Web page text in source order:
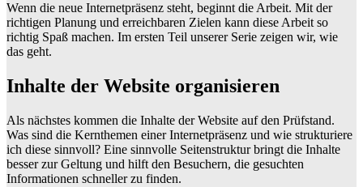
Wenn die neue Internetpräsenz steht, beginnt die Arbeit. Mit der
richtigen Planung und erreichbaren Zielen kann diese Arbeit so
richtig Spaß machen. Im ersten Teil unserer Serie zeigen wir, wie
das geht.
Inhalte der Website organisieren
Als nächstes kommen die Inhalte der Website auf den Prüfstand.
Was sind die Kernthemen einer Internetpräsenz und wie strukturiere
ich diese sinnvoll? Eine sinnvolle Seitenstruktur bringt die Inhalte
besser zur Geltung und hilft den Besuchern, die gesuchten
Informationen schneller zu finden.